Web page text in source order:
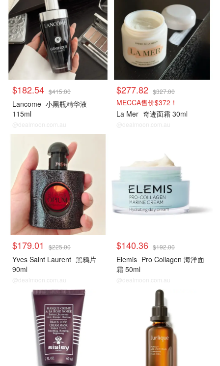
$182.54 $415.00
Lancome 小黑瓶精华液
115ml
@dealmoon.com.au
$277.82 $327.00
MECCA售价$372！
La Mer 奇迹面霜 30ml
@dealmoon.com.au
$179.01 $225.00
Yves Saint Laurent 黑鸦片
90ml
@dealmoon.com.au
$140.36 $192.00
Elemis Pro Collagen 海洋面
霜 50ml
@dealmoon.com.au